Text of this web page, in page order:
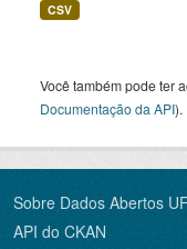
CSV
Você também pode ter
Documentação da API).
Sobre Dados Abertos
API do CKAN